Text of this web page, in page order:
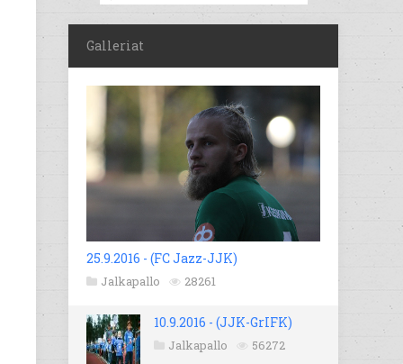
Galleriat
25.9.2016 - (FC Jazz-JJK)
Jalkapallo 28261
10.9.2016 - (JJK-GrIFK)
Jalkapallo 56272